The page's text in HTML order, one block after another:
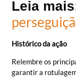
Leia
Histórico da ação
Relembre os
garantir a